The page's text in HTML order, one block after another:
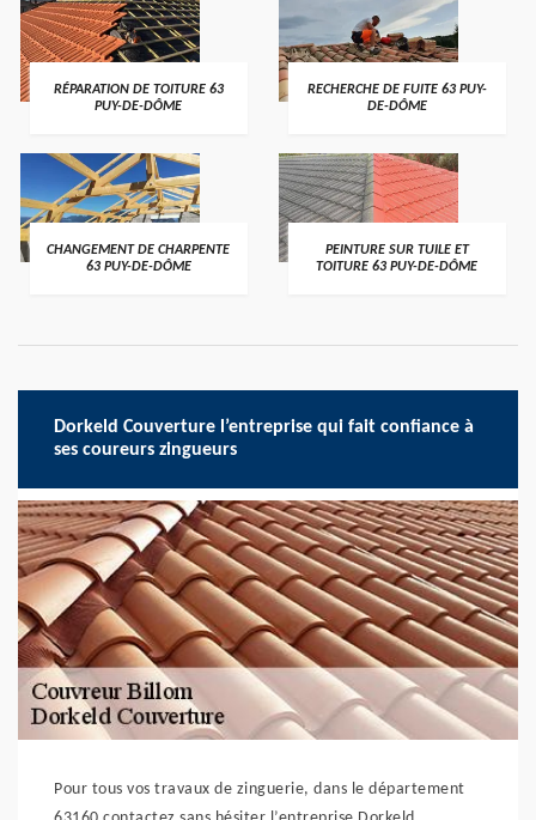
RÉPARATION DE TOITURE 63
PUY-DE-DÔME
RECHERCHE DE FUITE 63 PUY-
DE-DÔME
CHANGEMENT DE CHARPENTE
63 PUY-DE-DÔME
PEINTURE SUR TUILE ET
TOITURE 63 PUY-DE-DÔME
Dorkeld Couverture l’entreprise qui fait confiance à
ses coureurs zingueurs
Pour tous vos travaux de zinguerie, dans le département